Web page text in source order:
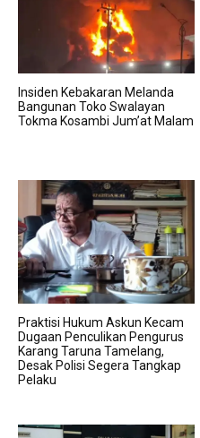
Insiden Kebakaran Melanda
Bangunan Toko Swalayan
Tokma Kosambi Jum’at Malam
Praktisi Hukum Askun Kecam
Dugaan Penculikan Pengurus
Karang Taruna Tamelang,
Desak Polisi Segera Tangkap
Pelaku